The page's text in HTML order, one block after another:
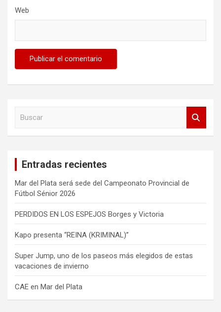
Web
Entradas recientes
Mar del Plata será sede del Campeonato Provincial de
Fútbol Sénior 2026
PERDIDOS EN LOS ESPEJOS Borges y Victoria
Kapo presenta “REINA (KRIMINAL)”
Super Jump, uno de los paseos más elegidos de estas
vacaciones de invierno
CAE en Mar del Plata